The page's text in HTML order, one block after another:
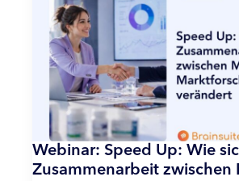
Webinar: Speed Up: Wie
Zusammenarbeit zwischen